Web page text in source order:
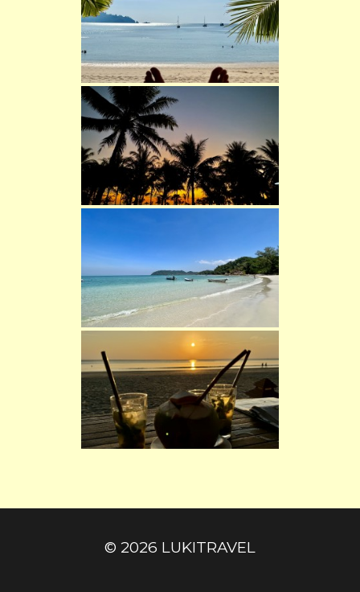
© 2026 LUKITRAVEL